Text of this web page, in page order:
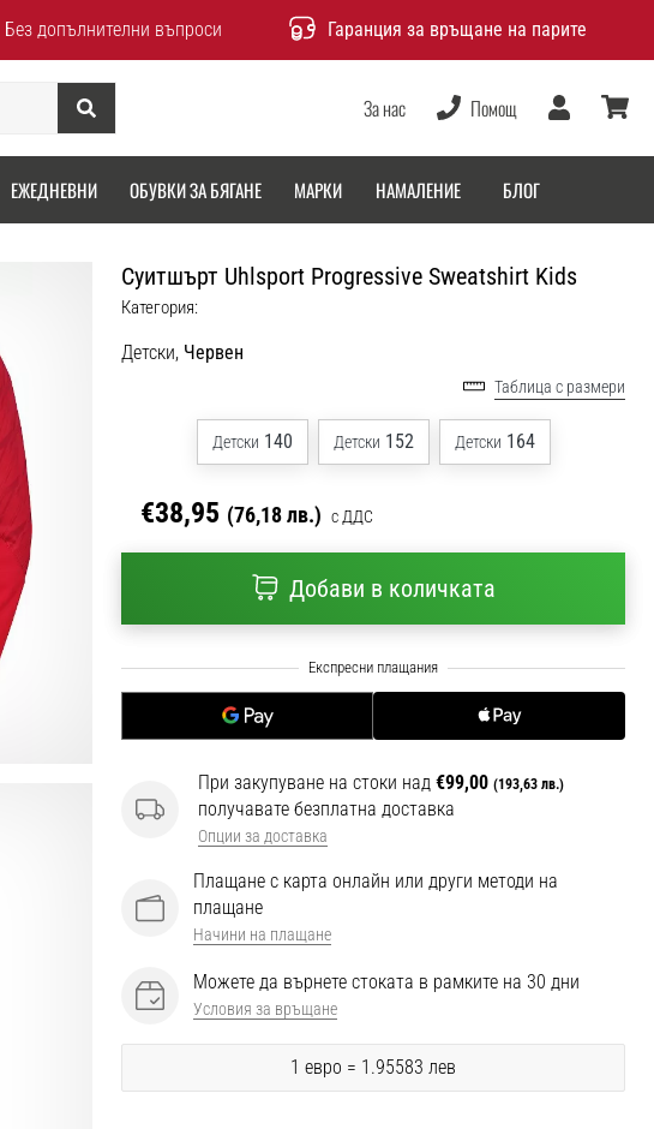
Без допълнителни въпроси Гаранция за връщане на парите
Търсене
За нас Помощ
Потребител
ЕЖЕДНЕВНИ ОБУВКИ ЗА БЯГАНЕ МАРКИ НАМАЛЕНИЕ БЛОГ
Суитшърт Uhlsport Progressive Sweatshirt Kids
Категория:
Детски, Червен
Таблица с размери
Детски 140 Детски 152 Детски 164
€38,95 (76,18 лв.) с ДДС
Добави в количката
При закупуване на стоки над €99,00 (193,63 лв.)
получавате безплатна доставка
Опции за доставка
Плащане с карта онлайн или други методи на
плащане
Начини на плащане
Можете да върнете стоката в рамките на 30 дни
Условия за връщане
1 евро = 1.95583 лев